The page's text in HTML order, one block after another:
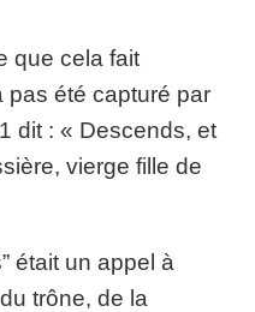
que cela fait
pas été capturé par
dit : « Descends, et
vierge fille de
était un appel à
trône, de la